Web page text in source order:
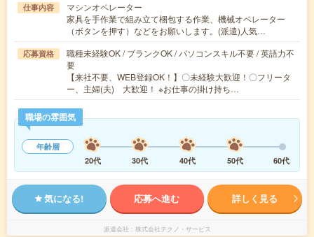
仕事内容
マシンオペレーター
家具を手作業で組み立て梱包する作業、機械オペレーター
（ボタンを押す）などをお願いします。(派遣)人気…
応募資格
職種未経験OK / ブランクOK / パソコンスキル不要 / 英語力不
要
【来社不要、WEB登録OK！】〇未経験大歓迎！〇フリータ
ー、主婦(夫) 大歓迎！ ※お仕事の掛け持ち…
職場の雰囲気
年齢層
20代
30代 40代 50代 60代
気になる! 応募へ進む 詳しく見る
派遣会社 株式会社テクノ・サービス